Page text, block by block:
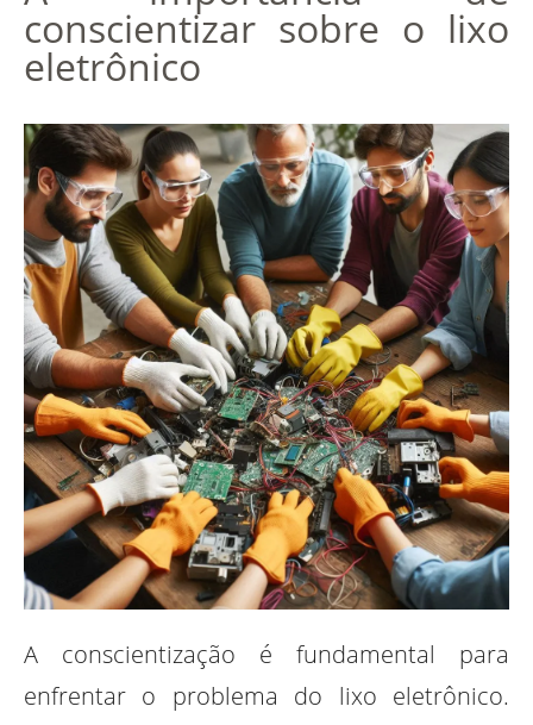
conscientizar sobre o lixo
eletrônico
A conscientização é fundamental para
enfrentar o problema do lixo eletrônico.